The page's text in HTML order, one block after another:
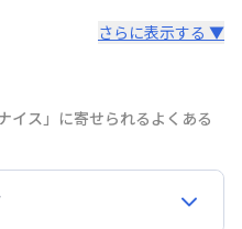
さらに表示する ▼
イス」に寄せられるよくある